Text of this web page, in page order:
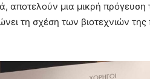
αποτελούν μια μικρή
τη σχέση των βιοτεχνιών της